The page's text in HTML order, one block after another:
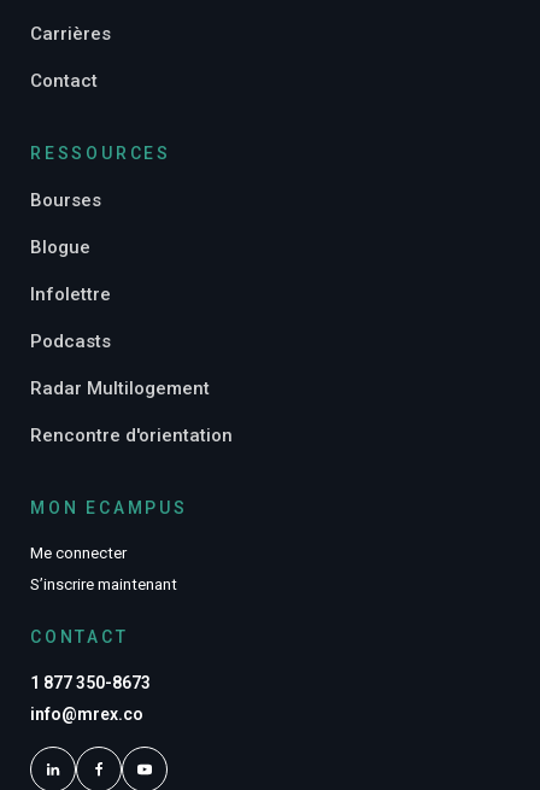
Carrières
Contact
RESSOURCES
Bourses
Blogue
Infolettre
Podcasts
Radar Multilogement
Rencontre d'orientation
MON ECAMPUS
Me connecter
S’inscrire maintenant
CONTACT
1 877 350-8673
info@mrex.co